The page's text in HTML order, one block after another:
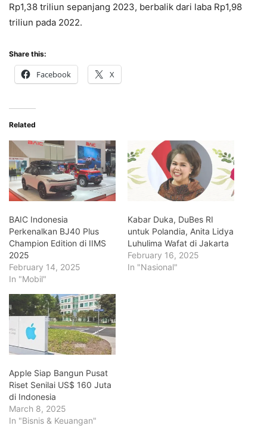
Rp1,38 triliun sepanjang 2023, berbalik dari laba Rp1,98
triliun pada 2022.
Share this:
Facebook X
Related
BAIC Indonesia
Perkenalkan BJ40 Plus
Champion Edition di IIMS
2025
February 14, 2025
In "Mobil"
Kabar Duka, DuBes RI
untuk Polandia, Anita Lidya
Luhulima Wafat di Jakarta
February 16, 2025
In "Nasional"
Apple Siap Bangun Pusat
Riset Senilai US$ 160 Juta
di Indonesia
March 8, 2025
In "Bisnis & Keuangan"